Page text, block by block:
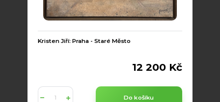
Kristen Jiří: Praha - Staré Město
12 200 Kč
Do košíku